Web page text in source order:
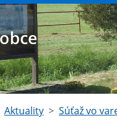
Aktuality Súťaž vo